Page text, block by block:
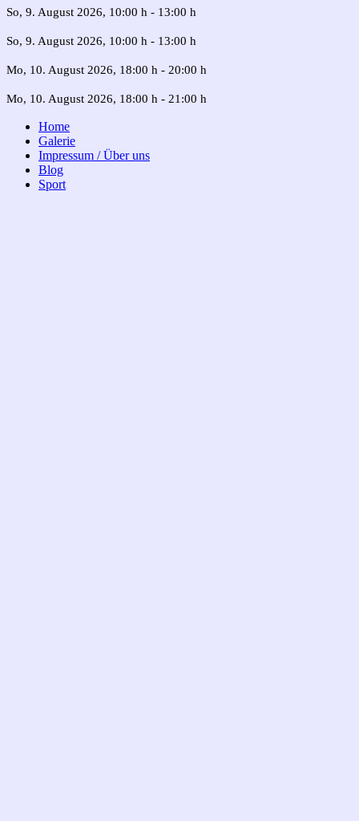
So, 9. August 2026, 10:00 h - 13:00 h
So, 9. August 2026, 10:00 h - 13:00 h
Mo, 10. August 2026, 18:00 h - 20:00 h
Mo, 10. August 2026, 18:00 h - 21:00 h
Home
Galerie
Impressum / Über uns
Blog
Sport